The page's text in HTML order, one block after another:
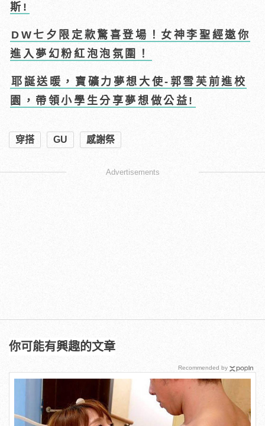
斯!
DW七夕限定款驚喜登場！女神李聖經邀你
進入夢幻粉紅泡泡氛圍！
耶誕送暖，寶礦力夢想大使-郭雪芙前進校
園，帶領小學生分享夢想做公益!
穿搭 GU 感謝祭
Advertisements
你可能有興趣的文章
Recommended by